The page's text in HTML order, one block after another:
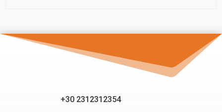
+30 2312312354